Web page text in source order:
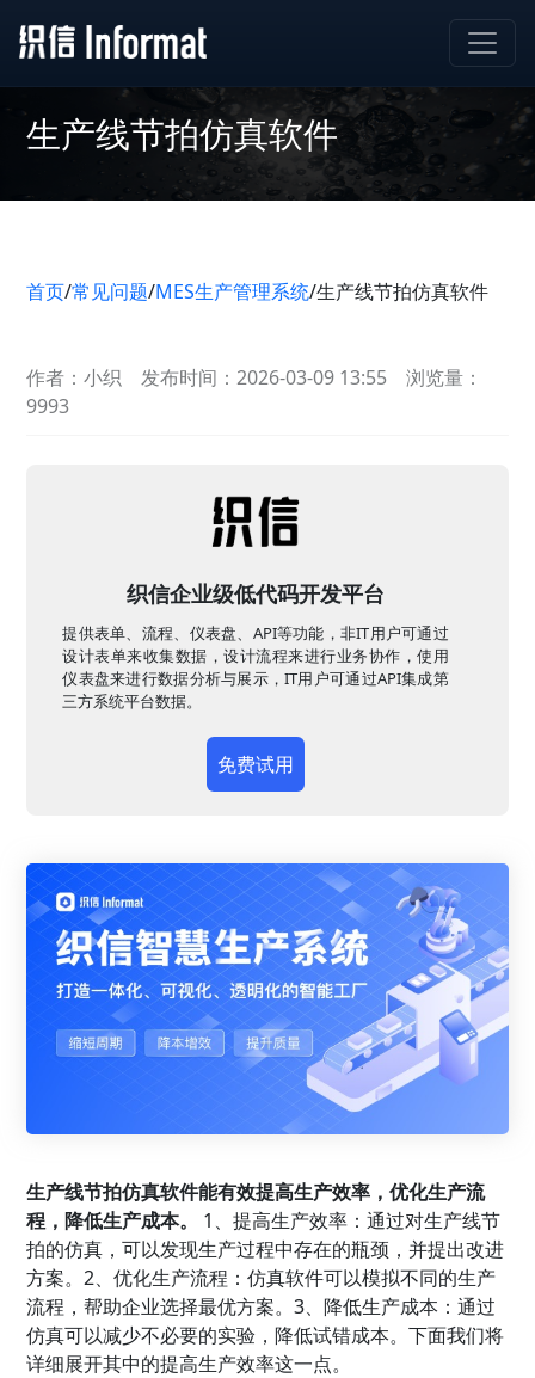
生产线节拍仿真软件
首页/常见问题/MES生产管理系统/生产线节拍仿真软件
作者：小织 发布时间：2026-03-09 13:55
浏览量：
9993
织信企业级低代码开发平台
提供表单、流程、仪表盘、API等功能，非IT用户可通过
设计表单来收集数据，设计流程来进行业务协作，使用
仪表盘来进行数据分析与展示，IT用户可通过API集成第
三方系统平台数据。
免费试用
生产线节拍仿真软件能有效提高生产效率，优化生产流
程，降低生产成本。
1、提高生产效率：通过对生产线节
拍的仿真，可以发现生产过程中存在的瓶颈，并提出改进
方案。2、优化生产流程：仿真软件可以模拟不同的生产
流程，帮助企业选择最优方案。3、降低生产成本：通过
仿真可以减少不必要的实验，降低试错成本。下面我们将
详细展开其中的提高生产效率这一点。